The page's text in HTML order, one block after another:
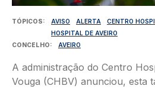
TÓPICOS AVISO ALERTA CENTRO
HOSPITAL DE AVEIRO
CONCELHO
AVEIRO
A administração do Centro
Vouga (CHBV) anunciou, esta